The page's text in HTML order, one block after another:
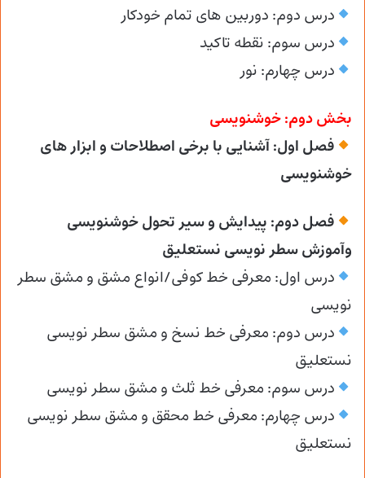
درس دوم: دوربین های تمام خودکار
درس سوم: نقطه تاکید
درس چهارم: نور
بخش دوم: خوشنویسی
فصل اول: آشنایی با برخی اصطلاحات و ابزار های
خوشنویسی
فصل دوم: پیدایش و سیر تحول خوشنویسی
وآموزش سطر نویسی نستعلیق
درس اول: معرفی خط کوفی/انواع مشق و مشق سطر
نویسی
درس دوم: معرفی خط نسخ و مشق سطر نویسی
نستعلیق
درس سوم: معرفی خط ثلث و مشق سطر نویسی
درس چهارم: معرفی خط محقق و مشق سطر نویسی
نستعلیق